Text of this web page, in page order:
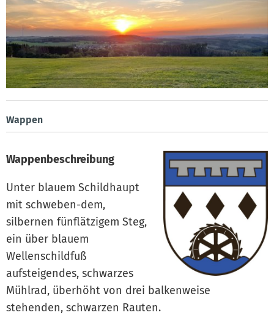
Wappen
Wappenbeschreibung
Unter blauem Schildhaupt
mit schweben-dem,
silbernen fünflätzigem Steg,
ein über blauem
Wellenschildfuß
aufsteigendes, schwarzes
Mühlrad, überhöht von drei balkenweise
stehenden, schwarzen Rauten.